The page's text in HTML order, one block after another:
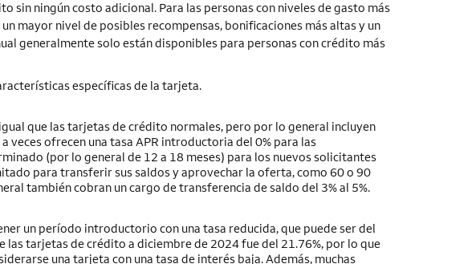
sin ningún costo adicional. Para las personas con niveles de gasto más
mayor nivel de posibles recompensas, bonificaciones más altas y un
generalmente solo están disponibles para personas con crédito más
específicas de la tarjeta.
que las tarjetas de crédito normales, pero por lo general incluyen
ofrecen una tasa APR introductoria del 0% para las
(por lo general de 12 a 18 meses) para los nuevos solicitantes
para transferir sus saldos y aprovechar la oferta, como 60 o 90
también cobran un cargo de transferencia de saldo del 3% al 5%.
un período introductorio con una tasa reducida, que puede ser del
las tarjetas de crédito a diciembre de 2024 fue del 21.76%, por lo que
una tarjeta con una tasa de interés baja. Además, muchas